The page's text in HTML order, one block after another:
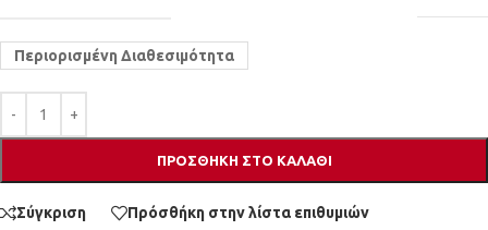
Περιορισμένη Διαθεσιμότητα
ΠΡΟΣΘΉΚΗ ΣΤΟ ΚΑΛΆΘΙ
Σύγκριση Πρόσθήκη στην λίστα επιθυμιών